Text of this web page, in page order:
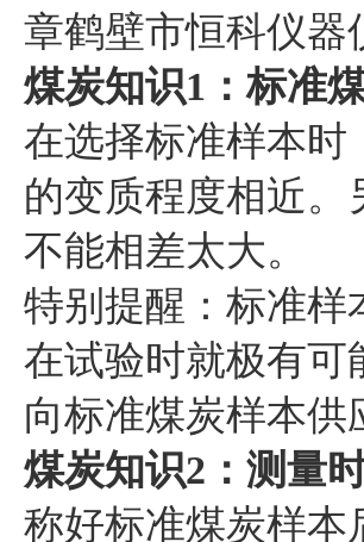
章鹤壁市恒科仪器
煤炭知识1：标准
在选择标准样本时
的变质程度相近
不能相差太大。
特别提醒：标准样
在试验时就极有可
向标准煤炭样本
煤炭知识2：测量
称好标准煤炭样本